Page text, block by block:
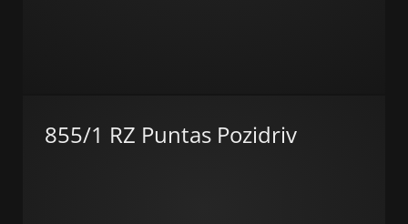
855/1 RZ Puntas Pozidriv